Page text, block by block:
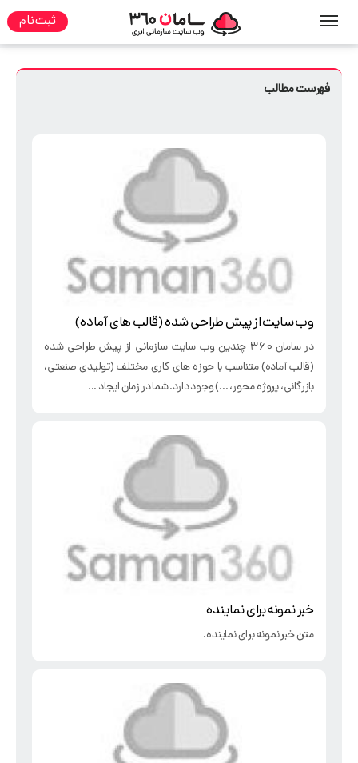
ثبت نام صفحه نخست مطالب
فهرست مطالب
وب سایت از پیش طراحی شده (قالب های آماده)
در سامان 360 چندین وب سایت سازمانی از پیش طراحی شده
(قالب آماده) متناسب با حوزه های کاری مختلف (تولیدی صنعتی،
بازرگانی، پروژه محور، ...) وجود دارد. شما در زمان ایجاد ...
خبر نمونه برای نماینده
متن خبر نمونه برای نماینده.